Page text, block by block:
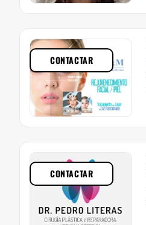
CONTACTAR
CONTACTAR